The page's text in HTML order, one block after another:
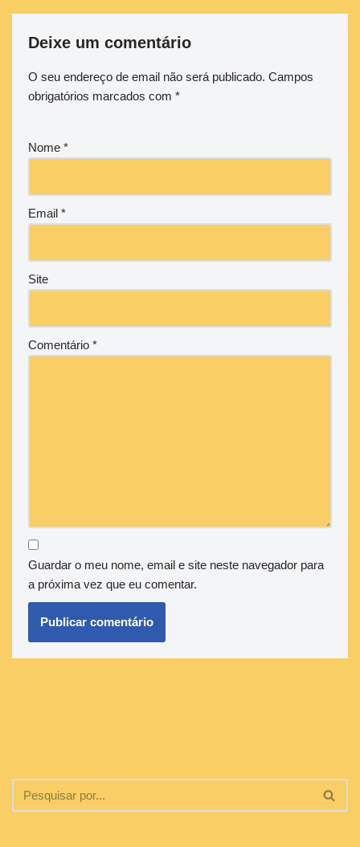
Deixe um comentário
O seu endereço de email não será publicado. Campos
obrigatórios marcados com *
Nome *
Email *
Site
Comentário *
Guardar o meu nome, email e site neste navegador para
a próxima vez que eu comentar.